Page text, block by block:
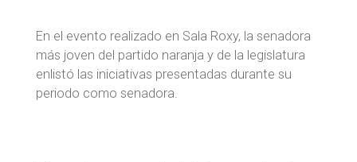
En el evento realizado en Sala Roxy, la senadora
más joven del partido naranja y de la legislatura
enlistó las iniciativas presentadas durante su
periodo como senadora.